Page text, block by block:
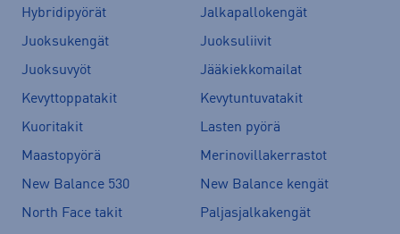
Hybridipyörät
Jalkapallokengät
Juoksukengät
Juoksuliivit
Juoksuvyöt
Jääkiekkomailat
Kevyttoppatakit
Kevytuntuvatakit
Kuoritakit
Lasten pyörä
Maastopyörä
Merinovillakerrastot
New Balance 530
New Balance kengät
North Face takit
Paljasjalkakengät